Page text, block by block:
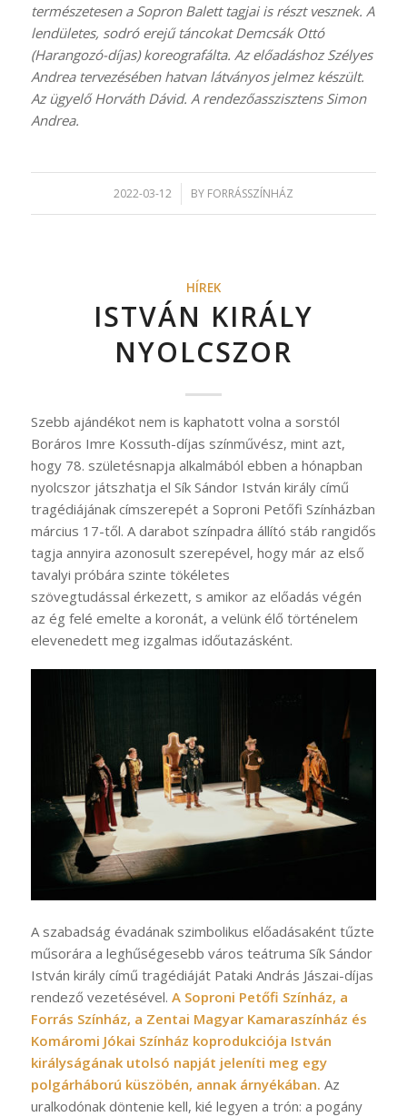
természetesen a Sopron Balett tagjai is részt vesznek. A
lendületes, sodró erejű táncokat Demcsák Ottó
(Harangozó-díjas) koreografálta. Az előadáshoz Szélyes
Andrea tervezésében hatvan látványos jelmez készült.
Az ügyelő Horváth Dávid. A rendezőasszisztens Simon
Andrea.
2022-03-12
/ BY FORRÁSSZÍNHÁZ
HÍREK
ISTVÁN KIRÁLY
NYOLCSZOR
Szebb ajándékot nem is kaphatott volna a sorstól
Boráros Imre Kossuth-díjas színművész, mint azt,
hogy 78. születésnapja alkalmából ebben a hónapban
nyolcszor játszhatja el Sík Sándor István király című
tragédiájának címszerepét a Soproni Petőfi Színházban
március 17-től. A darabot színpadra állító stáb rangidős
tagja annyira azonosult szerepével, hogy már az első
tavalyi próbára szinte tökéletes
szövegtudással érkezett, s amikor az előadás végén
az ég felé emelte a koronát, a velünk élő történelem
elevenedett meg izgalmas időutazásként.
A szabadság évadának szimbolikus előadásaként tűzte
műsorára a leghűségesebb város teátruma Sík Sándor
István király című tragédiáját Pataki András Jászai-díjas
rendező vezetésével. A Soproni Petőfi Színház, a
Forrás Színház, a Zentai Magyar Kamaraszínház és
Komáromi Jókai Színház koprodukciója István
királyságának utolsó napját jeleníti meg egy
polgárháború küszöbén, annak árnyékában. Az
uralkodónak döntenie kell, kié legyen a trón: a pogány